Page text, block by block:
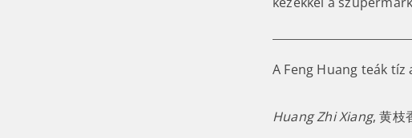
A Feng Huang teák tíz
Huang Zhi Xiang, 黄枝